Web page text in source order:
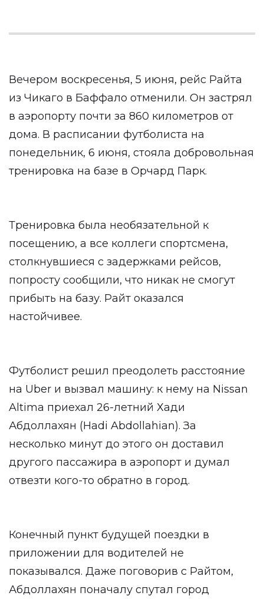
Вечером воскресенья, 5 июня, рейс Райта
из Чикаго в Баффало отменили. Он застрял
в аэропорту почти за 860 километров от
дома. В расписании футболиста на
понедельник, 6 июня, стояла добровольная
тренировка на базе в Орчард Парк.
Тренировка была необязательной к
посещению, а все коллеги спортсмена,
столкнувшиеся с задержками рейсов,
попросту сообщили, что никак не смогут
прибыть на базу. Райт оказался
настойчивее.
Футболист решил преодолеть расстояние
на Uber и вызвал машину: к нему на Nissan
Altima приехал 26-летний Хади
Абдоллахян (Hadi Abdollahian). За
несколько минут до этого он доставил
другого пассажира в аэропорт и думал
отвезти кого-то обратно в город.
Конечный пункт будущей поездки в
приложении для водителей не
показывался. Даже поговорив с Райтом,
Абдоллахян поначалу спутал город